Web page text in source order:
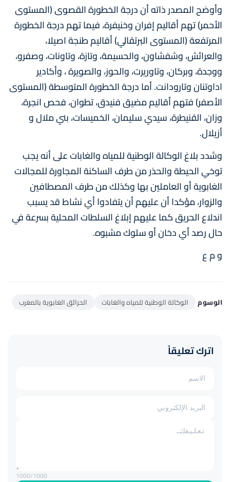
وأوضح المصدر ذاته أن درجة الخطورة القصوى (المستوى
الأحمر) تهم أقاليم إفران وخنيفرة، فيما تهم درجة الخطورة
المرتفعة (المستوى البرتقالي) أقاليم طنجة اصيلا،
والعرائش، وشفشاون، والحسيمة، وتازة، وتاونات، وصفرو،
ووجدة، وبركان، وتاوريرت، والحوز، والصويرة ، وأكادير
اداوتنان وتارودانت. أما درجة الخطورة المتوسطة (المستوى
الأصفر) فتهم أقاليم مضيق فنيدق، تطوان، فحص انجرة،
وزان، القنيطرة، سيدي سليمان، الخميسات، بني ملال و
أزيلال.
وشدد بلاغ الوكالة الوطنية للمياه والغابات على أنه يجب
توخي الحيطة والحذر من طرف الساكنة المجاورة للمجالات
الغابوية أو العاملين بها وكذلك من طرف المصطافين
والزوار، مؤكدا أن عليهم أن يتفادوا أي نشاط قد يسبب
اندلاع الحريق كما عليهم إبلاغ السلطات المحلية بسرعة في
حال رصد أي دخان أو سلوك مشبوه.
و م ع
الوسوم الوكالة الوطنية للمياه والغابات الحرائق الغابوية بالمغرب
اترك تعليقاً
1000/1000